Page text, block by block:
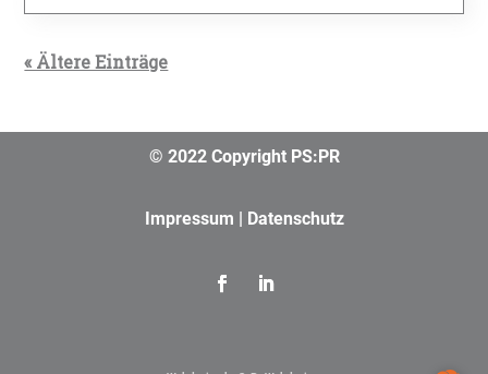
« Ältere Einträge
© 2022 Copyright PS:PR
Impressum | Datenschutz